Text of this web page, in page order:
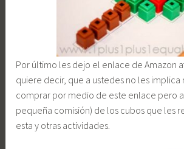
Por último les dejo el enlace de Amazon
quiere decir, que a ustedes no les implica
comprar por medio de este enlace pero
pequeña comisión) de los cubos que les
esta y otras actividades.